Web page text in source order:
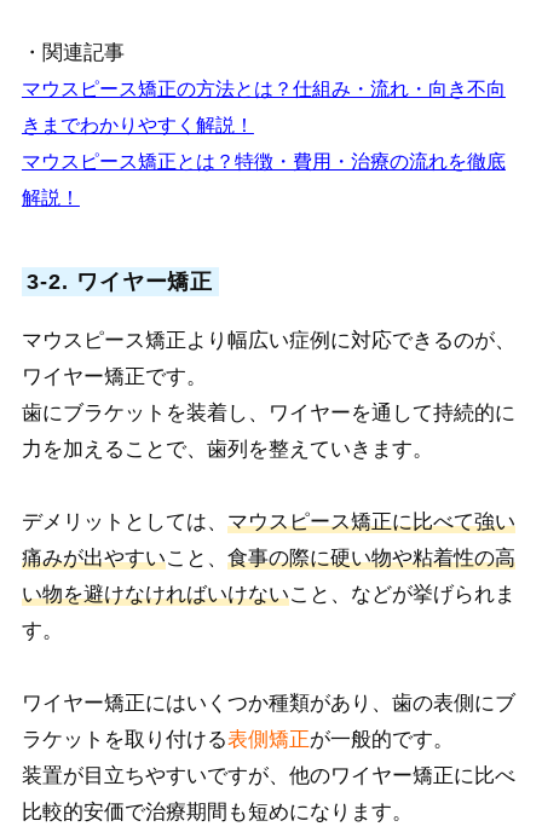
・関連記事
マウスピース矯正の方法とは？仕組み・流れ・向き不向
きまでわかりやすく解説！
マウスピース矯正とは？特徴・費用・治療の流れを徹底
解説！
3-2. ワイヤー矯正
マウスピース矯正より幅広い症例に対応できるのが、
ワイヤー矯正です。
歯にブラケットを装着し、ワイヤーを通して持続的に
力を加えることで、歯列を整えていきます。
デメリットとしては、 マウスピース矯正に比べて強い
痛みが出やすいこと、 食事の際に硬い物や粘着性の高
い物を避けなければいけないこと、などが挙げられま
す。
ワイヤー矯正にはいくつか種類があり、歯の表側にブ
ラケットを取り付ける表側矯正が一般的です。
装置が目立ちやすいですが、他のワイヤー矯正に比べ
比較的安価で治療期間も短めになります。